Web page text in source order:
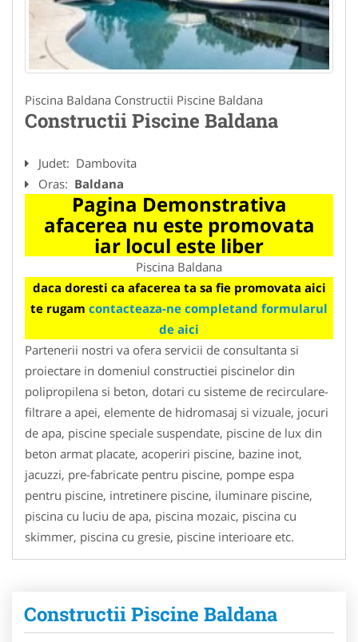
Piscina Baldana Constructii Piscine Baldana
Constructii Piscine Baldana
Judet: Dambovita
Oras: Baldana
Pagina Demonstrativa
afacerea nu este promovata
iar locul este liber
Piscina Baldana
daca doresti ca afacerea ta sa fie promovata aici
te rugam contacteaza-ne completand formularul
de aici
Partenerii nostri va ofera servicii de consultanta si
proiectare in domeniul constructiei piscinelor din
polipropilena si beton, dotari cu sisteme de recirculare-
filtrare a apei, elemente de hidromasaj si vizuale, jocuri
de apa, piscine speciale suspendate, piscine de lux din
beton armat placate, acoperiri piscine, bazine inot,
jacuzzi, pre-fabricate pentru piscine, pompe espa
pentru piscine, intretinere piscine, iluminare piscine,
piscina cu luciu de apa, piscina mozaic, piscina cu
skimmer, piscina cu gresie, piscine interioare etc.
Constructii Piscine Baldana